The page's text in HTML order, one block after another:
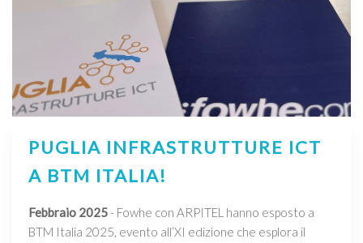
PUGLIA INFRASTRUTTURE ICT
A BTM ITALIA!
Febbraio 2025- Fowhe con ARPITEL hanno esposto a
BTM Italia 2025, evento all’XI edizione che esplora il